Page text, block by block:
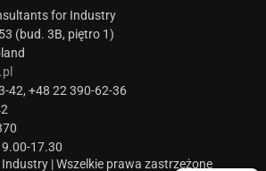
for Industry
(bud. 3B, piętro 1)
42, +48 22 390-62-36
9.00-17.30
| Wszelkie prawa zastrzeżone